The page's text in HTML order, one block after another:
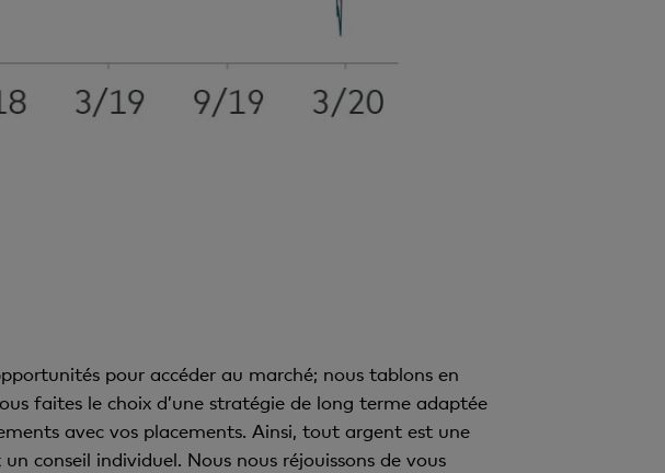
pour accéder au marché; nous tablons en
faites le choix d’une stratégie de long terme adaptée
avec vos placements. Ainsi, tout argent est une
conseil individuel. Nous nous réjouissons de vous